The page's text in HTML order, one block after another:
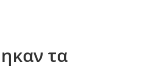
τα